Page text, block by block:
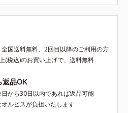
国送料無料、2回目以降のご利用の方
(税込)のお買い上げで、送料無料
返品OK
から30日以内であれば返品可能
ルビスが負担いたします